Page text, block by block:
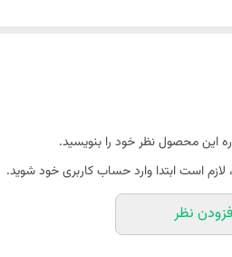
این محصول نظر خود را بنویسید.
لازم است ابتدا وارد حساب کاربری خود شوید.
نظر